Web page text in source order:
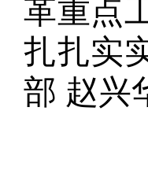
革重点
扎扎实
部 赵兴